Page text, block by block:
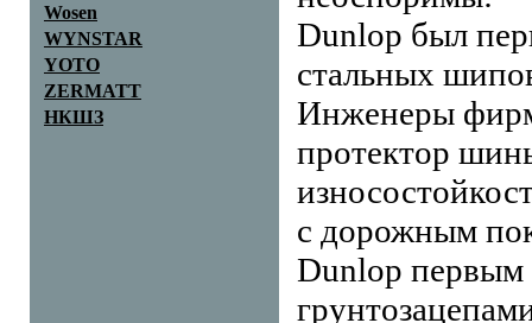
Wosen
WYNSTAR
YOTO
ZERMATT
НКШЗ
Dunlop был
стальных
Инженеры
протектор
с дорожным
Dunlop первым